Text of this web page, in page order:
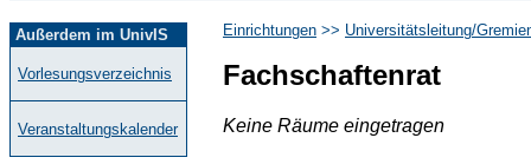
Außerdem im UnivIS
Vorlesungsverzeichnis
Veranstaltungskalender
Einrichtungen >> Universitätsleitung/
Fachschaftenrat
Keine Räume eingetragen